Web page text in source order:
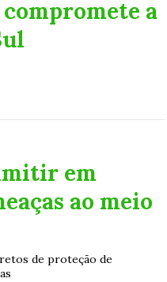
a
em
ao meio
de proteção de